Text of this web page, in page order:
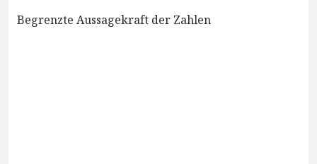
Begrenzte Aussagekraft der Zahlen